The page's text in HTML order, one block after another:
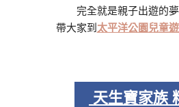
完全就是親子出遊的
帶大家到 太平洋公園兒童
天生寶家族